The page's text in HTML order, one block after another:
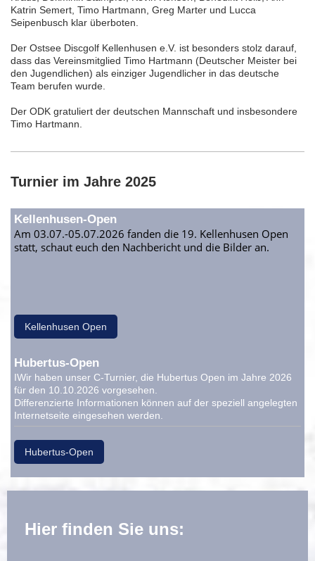
Katrin Semert, Timo Hartmann, Greg Marter und Lucca
Seipenbusch klar überboten.
Der Ostsee Discgolf Kellenhusen e.V. ist besonders stolz darauf,
dass das Vereinsmitglied Timo Hartmann (Deutscher Meister bei
den Jugendlichen) als einziger Jugendlicher in das deutsche
Team berufen wurde.
Der ODK gratuliert der deutschen Mannschaft und insbesondere
Timo Hartmann.
Turnier im Jahre 2025
Kellenhusen-Open
Am 03.07.-05.07.2026 fanden die 19. Kellenhusen Open
statt, schaut euch den Nachbericht und die Bilder an.
Kellenhusen Open
Hubertus-Open
IWir haben unser C-Turnier, die Hubertus Open im Jahre 2026
für den 10.10.2026 vorgesehen.
Differenzierte Informationen können auf der speziell angelegten
Internetseite eingesehen werden.
Hubertus-Open
Hier finden Sie uns: